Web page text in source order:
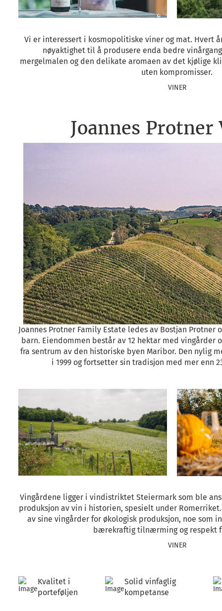
Vi er interessert i kosmopolitiske viner og mat. Hvert
nøyaktighet til å produsere enda bedre
mergelmalen og den delikate aromaen av det kjølige
uten kompromisser.
VINER
Joannes
Joannes Protner Family Estate ledes av Bostjan Protner
barn. Eiendommen består av 12 hektar med vingårder
fra sentrum av den historiske byen Maribor. Den nylig
i 1999 og fortsetter sin tradisjon med mer enn
Vingårdene ligger i vindistriktet Steiermark som ble
produksjon av vin i historien, spesielt under
av sine vingårder for økologisk produksjon, noe som
bærekraftig tilnærming og respekt
VINER
Kvalitet i
porteføljen
Solid vinfaglig
kompetanse